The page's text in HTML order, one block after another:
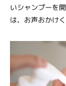
いシャンプーを
は、お声おかけく